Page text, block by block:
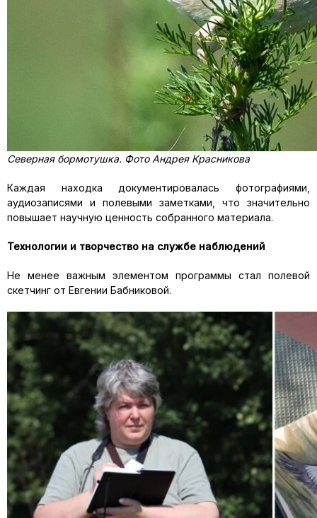
Северная бормотушка. Фото Андрея Красникова
Каждая находка документировалась фотографиями,
аудиозаписями и полевыми заметками, что значительно
повышает научную ценность собранного материала.
Технологии и творчество на службе наблюдений
Не менее важным элементом программы стал полевой
скетчинг от Евгении Бабниковой.